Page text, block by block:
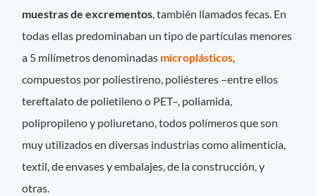
muestras de excrementos, también llamados fecas. En
todas ellas predominaban un tipo de partículas menores
a 5 milímetros denominadas microplásticos,
compuestos por poliestireno, poliésteres –entre ellos
tereftalato de polietileno o PET–, poliamida,
polipropileno y poliuretano, todos polímeros que son
muy utilizados en diversas industrias como alimenticia,
textil, de envases y embalajes, de la construcción, y
otras.